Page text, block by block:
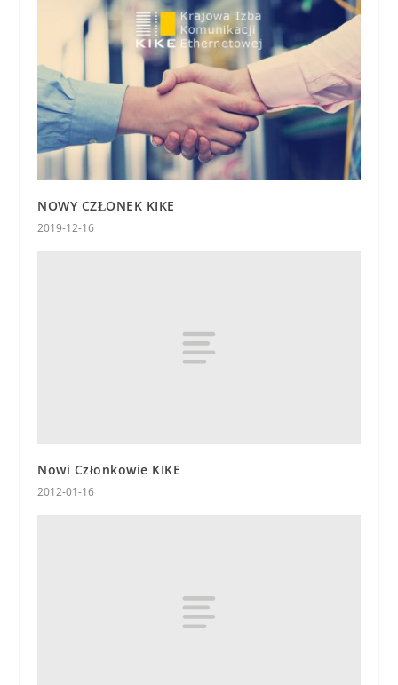
NOWY CZŁONEK KIKE
2019-12-16
Nowi Członkowie KIKE
2012-01-16